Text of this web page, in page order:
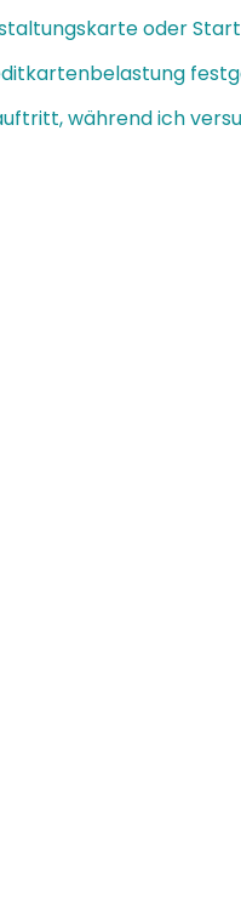
oder
während ich